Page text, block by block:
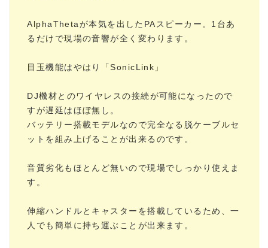
AlphaThetaが本気を出したPAスピーカー。1台あ
るだけで現場の音響が全く変わります。
目玉機能はやはり「SonicLink」
DJ機材とのワイヤレスの接続が可能になったので
すが遅延はほぼ無し。
バッテリー搭載モデルなので完全なる脱ケーブルセ
ットを組み上げることが出来るのです。
音質劣化もほとんど無いので現場でしっかり使えま
す。
伸縮ハンドルとキャスターを搭載しているため、一
人でも簡単に持ち運ぶことが出来ます。